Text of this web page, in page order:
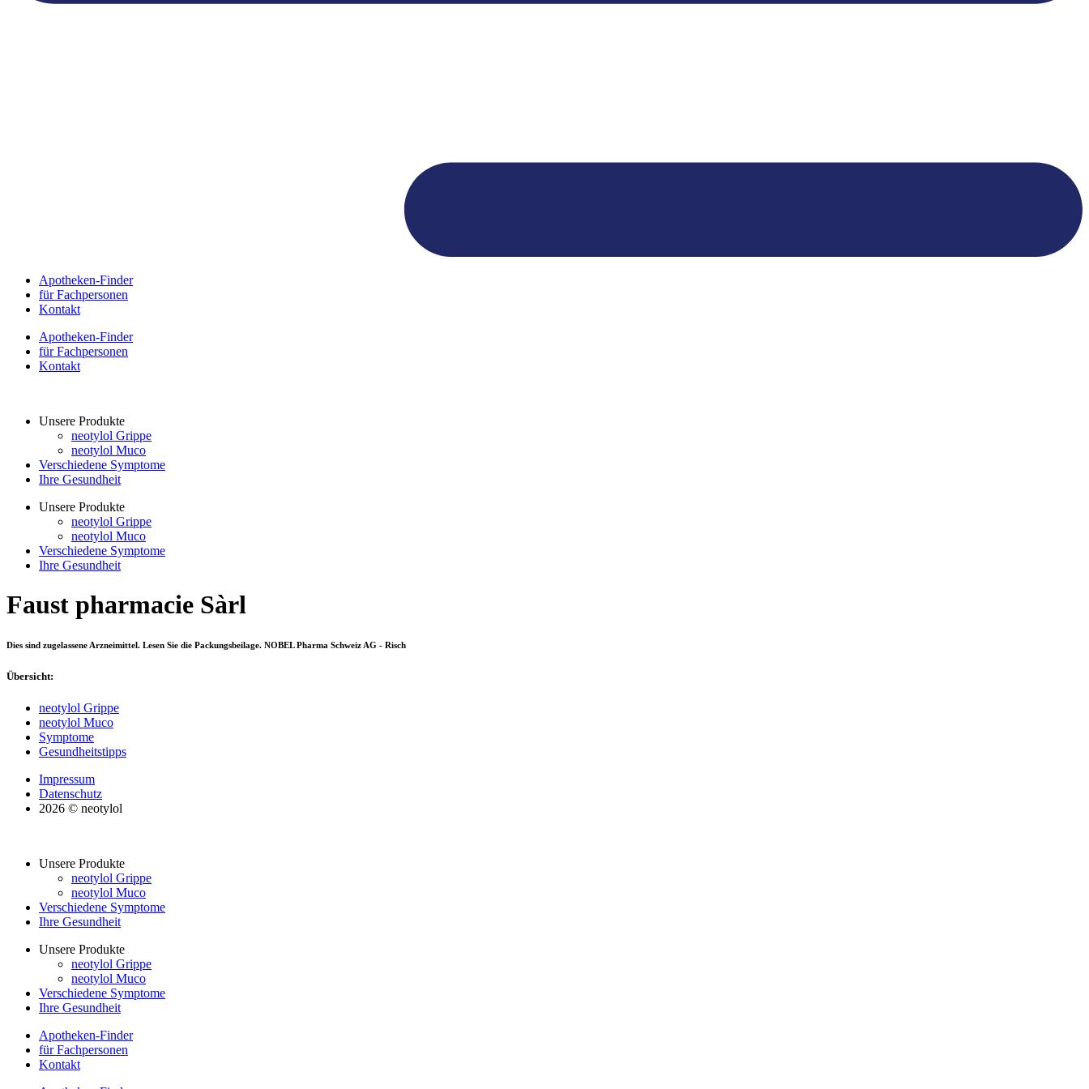
Apotheken-Finder
für Fachpersonen
Kontakt
Apotheken-Finder
für Fachpersonen
Kontakt
Unsere Produkte
neotylol Grippe
neotylol Muco
Verschiedene Symptome
Ihre Gesundheit
Unsere Produkte
neotylol Grippe
neotylol Muco
Verschiedene Symptome
Ihre Gesundheit
Faust pharmacie Sàrl
Dies sind zugelassene Arzneimittel. Lesen Sie die Packungsbeilage. NOBEL Pharma Schweiz AG - Risch
Übersicht:
neotylol Grippe
neotylol Muco
Symptome
Gesundheitstipps
Impressum
Datenschutz
2026 © neotylol
Unsere Produkte
neotylol Grippe
neotylol Muco
Verschiedene Symptome
Ihre Gesundheit
Unsere Produkte
neotylol Grippe
neotylol Muco
Verschiedene Symptome
Ihre Gesundheit
Apotheken-Finder
für Fachpersonen
Kontakt